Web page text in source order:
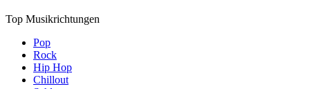
Top Musikrichtungen
Pop
Rock
Hip Hop
Chillout